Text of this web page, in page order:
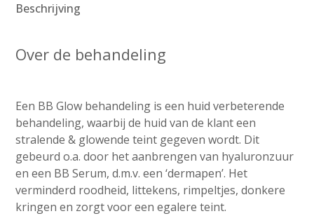
Beschrijving
Over de behandeling
Een BB Glow behandeling is een huid verbeterende
behandeling, waarbij de huid van de klant een
stralende & glowende teint gegeven wordt. Dit
gebeurd o.a. door het aanbrengen van hyaluronzuur
en een BB Serum, d.m.v. een ‘dermapen’. Het
verminderd roodheid, littekens, rimpeltjes, donkere
kringen en zorgt voor een egalere teint.